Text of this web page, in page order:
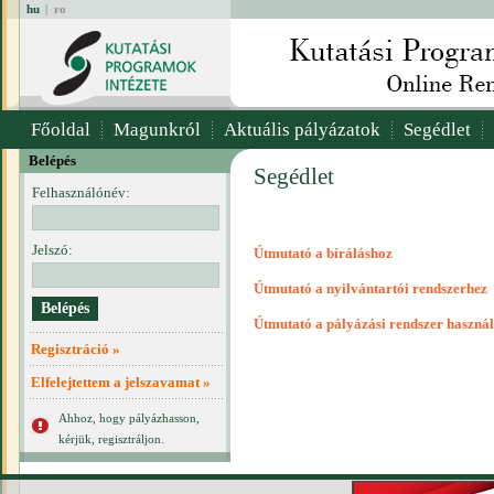
hu | ro
Főoldal Magunkról Aktuális pályázatok Segédlet
Belépés
Felhasználónév:
Jelszó:
Regisztráció »
Elfelejtettem a jelszavamat »
Ahhoz, hogy pályázhasson,
kérjük, regisztráljon.
Segédlet
Útmutató a bíráláshoz
Útmutató a nyilvántartói rendszerhez
Útmutató a pályázási rendszer